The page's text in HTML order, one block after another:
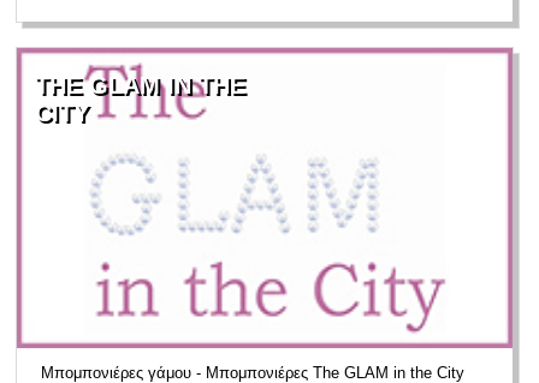
THE GLAM IN THE
CITY
Μπομπονιέρες γάμου - Μπομπονιέρες The GLAM in the City